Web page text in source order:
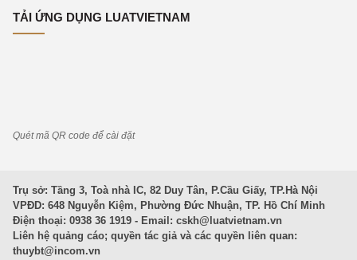
TẢI ỨNG DỤNG LUATVIETNAM
Quét mã QR code để cài đặt
Trụ sở: Tầng 3, Toà nhà IC, 82 Duy Tân, P.Cầu Giấy, TP.Hà Nội
VPĐD: 648 Nguyễn Kiệm, Phường Đức Nhuận, TP. Hồ Chí Minh
Điện thoại: 0938 36 1919 - Email: cskh@luatvietnam.vn
Liên hệ quảng cáo; quyền tác giả và các quyền liên quan:
thuybt@incom.vn